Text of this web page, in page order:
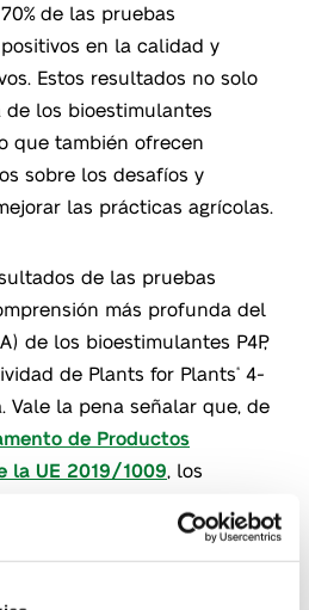
de las pruebas
en la calidad y
Estos resultados no solo
los bioestimulantes
que también ofrecen
sobre los desafíos y
las prácticas agrícolas.
de las pruebas
más profunda del
de los bioestimulantes P4P,
de Plants for Plants®
4-
Vale la pena señalar que, de
de Productos
la UE 2019/1009, los
Declaración de Conformidad
®4-Terra afirma
en el Uso de